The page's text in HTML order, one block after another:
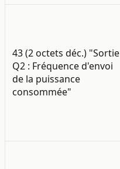
43 (2 octets déc.) "Sortie
Q2 : Fréquence d'envoi
de la puissance
consommée"